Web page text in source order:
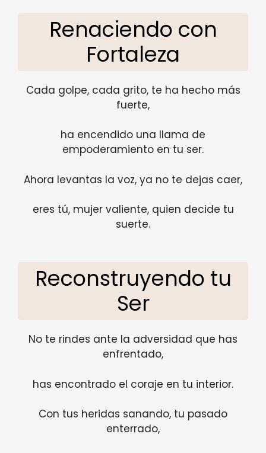
Renaciendo con
Fortaleza
Cada golpe, cada grito, te ha hecho más
fuerte,
ha encendido una llama de
empoderamiento en tu ser.
Ahora levantas la voz, ya no te dejas caer,
eres tú, mujer valiente, quien decide tu
suerte.
Reconstruyendo tu
Ser
No te rindes ante la adversidad que has
enfrentado,
has encontrado el coraje en tu interior.
Con tus heridas sanando, tu pasado
enterrado,